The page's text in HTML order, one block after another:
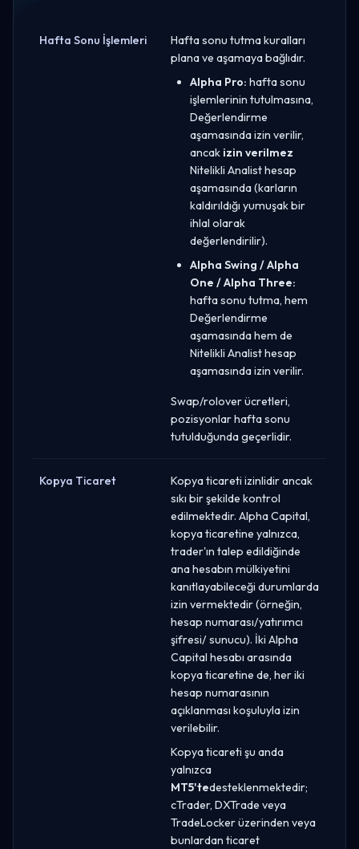
Hafta Sonu İşlemleri
Hafta sonu tutma kuralları
plana ve aşamaya bağlıdır.
Alpha Pro: hafta sonu
işlemlerinin tutulmasına,
Değerlendirme
aşamasında izin verilir,
ancak izin verilmez
Nitelikli Analist hesap
aşamasında (karların
kaldırıldığı yumuşak bir
ihlal olarak
değerlendirilir).
Alpha Swing / Alpha
One / Alpha Three:
hafta sonu tutma, hem
Değerlendirme
aşamasında hem de
Nitelikli Analist hesap
aşamasında izin verilir.
Swap/rolover ücretleri,
pozisyonlar hafta sonu
tutulduğunda geçerlidir.
Kopya Ticaret
Kopya ticareti izinlidir ancak
sıkı bir şekilde kontrol
edilmektedir. Alpha Capital,
kopya ticaretine yalnızca,
trader'ın talep edildiğinde
ana hesabın mülkiyetini
kanıtlayabileceği durumlarda
izin vermektedir (örneğin,
hesap numarası/yatırımcı
şifresi/ sunucu). İki Alpha
Capital hesabı arasında
kopya ticaretine de, her iki
hesap numarasının
açıklanması koşuluyla izin
verilebilir.
Kopya ticareti şu anda
yalnızca
MT5'tedesteklenmektedir;
cTrader, DXTrade veya
TradeLocker üzerinden veya
bunlardan ticaret